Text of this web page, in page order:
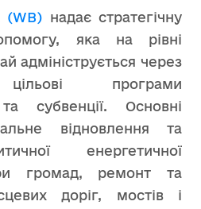
(WB) надає стратегічну
яка на рівні
адмініструється через
програми
субвенції. Основні
відновлення та
енергетичної
громад, ремонт та
доріг, мостів і